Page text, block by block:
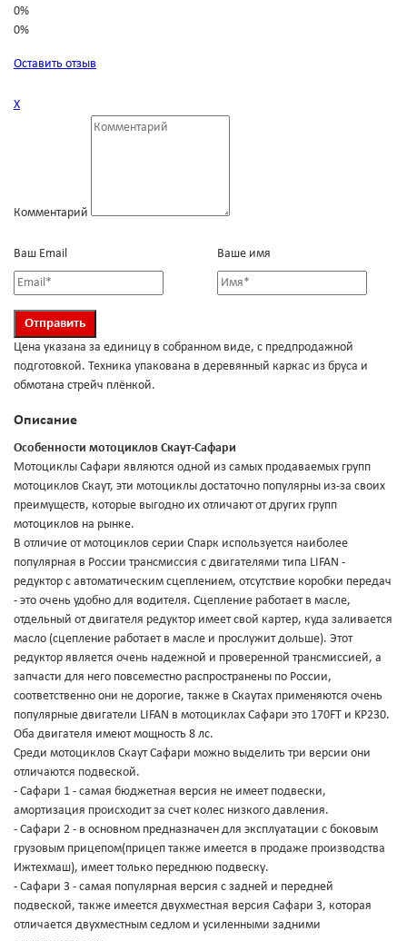
0%
0%
Оставить отзыв
Х
Комментарий
Ваш Email Ваше имя
Цена указана за единицу в собранном виде, с предпродажной
подготовкой. Техника упакована в деревянный каркас из бруса и
обмотана стрейч плёнкой.
Описание
Особенности мотоциклов Скаут-Сафари
Мотоциклы Сафари являются одной из самых продаваемых групп
мотоциклов Скаут, эти мотоциклы достаточно популярны из-за своих
преимуществ, которые выгодно их отличают от других групп
мотоциклов на рынке.
В отличие от мотоциклов серии Спарк используется наиболее
популярная в России трансмиссия с двигателями типа LIFAN -
редуктор с автоматическим сцеплением, отсутствие коробки передач
- это очень удобно для водителя. Сцепление работает в масле,
отдельный от двигателя редуктор имеет свой картер, куда заливается
масло (сцепление работает в масле и прослужит дольше). Этот
редуктор является очень надежной и проверенной трансмиссией, а
запчасти для него повсеместно распространены по России,
соответственно они не дорогие, также в Скаутах применяются очень
популярные двигатели LIFAN в мотоциклах Сафари это 170FT и KP230.
Оба двигателя имеют мощность 8 лс.
Среди мотоциклов Cкаут Cафари можно выделить три версии они
отличаются подвеской.
- Сафари 1 - самая бюджетная версия не имеет подвески,
амортизация происходит за счет колес низкого давления.
- Сафари 2 - в основном предназначен для эксплуатации с боковым
грузовым прицепом(прицеп также имеется в продаже производства
Ижтехмаш), имеет только переднюю подвеску.
- Сафари 3 - самая популярная версия с задней и передней
подвеской, также имеется двухместная версия Сафари 3, которая
отличается двухместным седлом и усиленными задними